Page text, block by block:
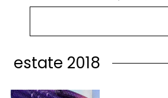
r
h
estate 2018